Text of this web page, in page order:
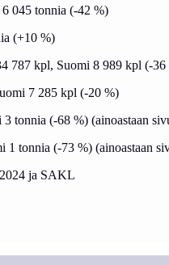
045 tonnia (-42 %)
(+10 %)
787 kpl, Suomi 8 989 kpl (-
7 285 kpl (-20 %)
tonnia (-68 %) (ainoastaan
1 tonnia (-73 %) (ainoastaan
ja SAKL